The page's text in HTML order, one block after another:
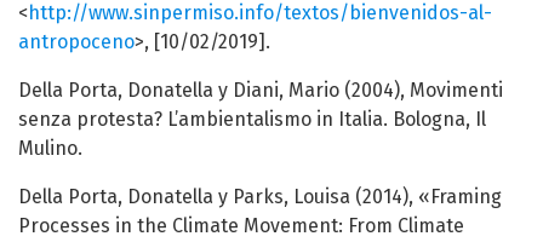
<http://www.sinpermiso.info/textos/bienvenidos-al-
antropoceno>, [10/02/2019].
Della Porta, Donatella y Diani, Mario (2004), Movimenti
senza protesta? L’ambientalismo in Italia. Bologna, Il
Mulino.
Della Porta, Donatella y Parks, Louisa (2014), «Framing
Processes in the Climate Movement: From Climate